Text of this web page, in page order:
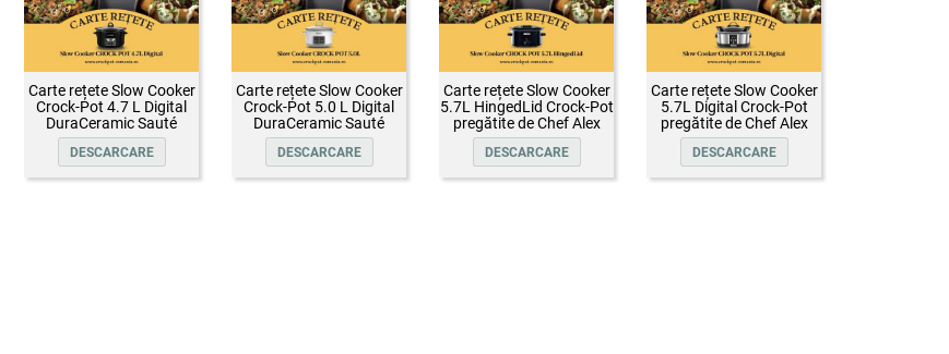
Carte rețete Slow Cooker
Crock-Pot 4.7 L Digital
DuraCeramic Sauté
DESCARCARE
Carte rețete Slow Cooker
Crock-Pot 5.0 L Digital
DuraCeramic Sauté
DESCARCARE
Carte rețete Slow Cooker
5.7L HingedLid Crock-Pot
pregătite de Chef Alex
Cîrțu
DESCARCARE
Carte rețete Slow Cooker
5.7L Digital Crock-Pot
pregătite de Chef Alex
Cîrțu
DESCARCARE